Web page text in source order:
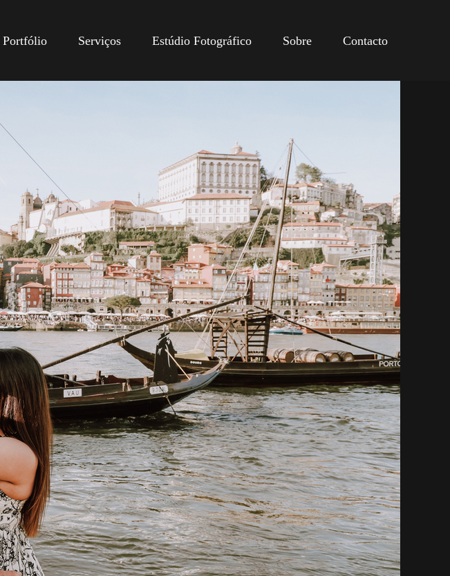
Portfólio Serviços Estúdio Fotográfico Sobre Contacto